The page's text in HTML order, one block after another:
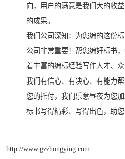
向，用户的满意是我们大的收
的成果。
我们公司深知：为您编的这份
公司非常重要！帮您编好标书
着丰富的编标经验写作人才、
我们有信心、有决心、有能力
您的托付，我们乐意昼夜为您
标书写得精彩、写得出色，助您
http://www.gzzhongying.com